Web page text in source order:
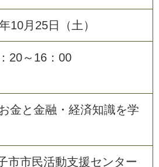
10月25日（土）
20～16：00
金と金融・経済知識を学
市市民活動支援センター